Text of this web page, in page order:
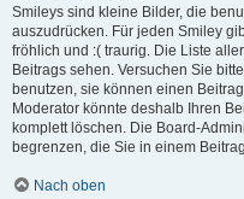
Smileys sind kleine Bilder, die
auszudrücken. Für jeden Smiley
fröhlich und :( traurig. Die Liste
Beitrags sehen. Versuchen Sie
benutzen, sie können einen
Moderator könnte deshalb Ihren
komplett löschen. Die Board-
begrenzen, die Sie in einem
Nach oben